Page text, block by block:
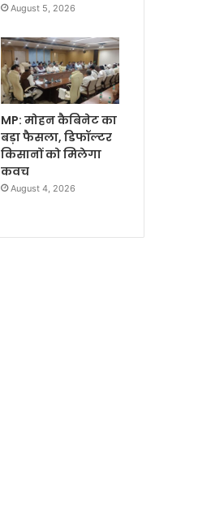
August 5, 2026
MP: मोहन कैबिनेट का
बड़ा फैसला, डिफॉल्टर
किसानों को मिलेगा
कवच
August 4, 2026